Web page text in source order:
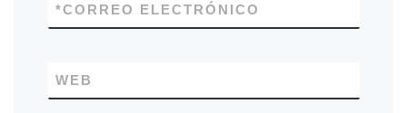
CORREO ELECTRÓNICO
*
WEB